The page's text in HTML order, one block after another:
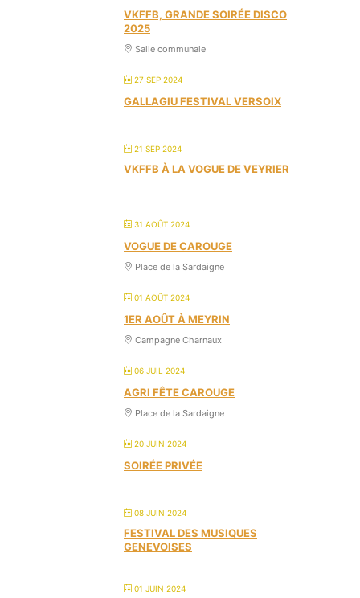
VKFFB, GRANDE SOIRÉE DISCO
2025
Salle communale
27 SEP 2024
GALLAGIU FESTIVAL VERSOIX
21 SEP 2024
VKFFB À LA VOGUE DE VEYRIER
31 AOÛT 2024
VOGUE DE CAROUGE
Place de la Sardaigne
01 AOÛT 2024
1ER AOÛT À MEYRIN
Campagne Charnaux
06 JUIL 2024
AGRI FÊTE CAROUGE
Place de la Sardaigne
20 JUIN 2024
SOIRÉE PRIVÉE
08 JUIN 2024
FESTIVAL DES MUSIQUES
GENEVOISES
01 JUIN 2024